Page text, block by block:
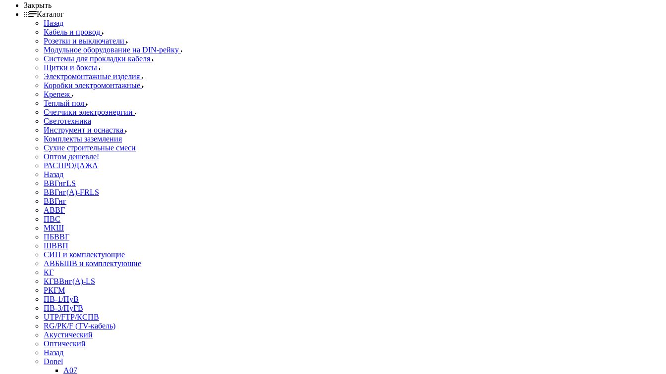
Закрыть
Каталог
Назад
Кабель и провод
Розетки и выключатели
Модульное оборудование на DIN-рейку
Системы для прокладки кабеля
Щитки и боксы
Электромонтажные изделия
Коробки электромонтажные
Крепеж
Теплый пол
Счетчики электроэнергии
Светотехника
Инструмент и оснастка
Комплекты заземления
Сухие строительные смеси
Оптом дешевле!
РАСПРОДАЖА
Назад
ВВГнгLS
ВВГнг(А)-FRLS
ВВГнг
АВВГ
ПВС
МКШ
ПБВВГ
ШВВП
СИП и комплектующие
АВББШВ и комплектующие
КГ
КГВВнг(А)-LS
РКГМ
ПВ-1/ПуВ
ПВ-3/ПуГВ
UTP/FTP/КСПВ
RG/РК/F (TV-кабель)
Акустический
Оптический
Назад
Donel
A07